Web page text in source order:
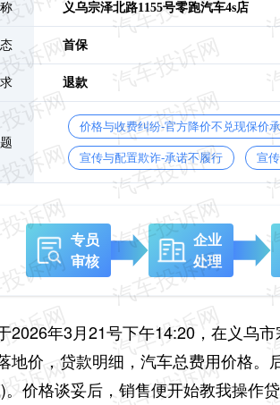
义乌宗泽北路1155号零跑汽车4s店
首保
退款
价格与收费纠纷-官方降价不兑现保价
宣传与配置欺诈-承诺不履行 宣
专员
审核
企业
处理
2026年3月21号下午14:20，在义乌
地价，贷款明细，汽车总费用价格
。价格谈妥后，销售便开始教我操作